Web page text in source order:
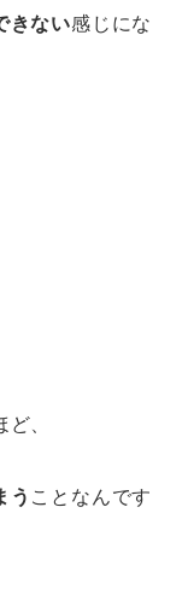
きない感じにな
、
う ことなんです